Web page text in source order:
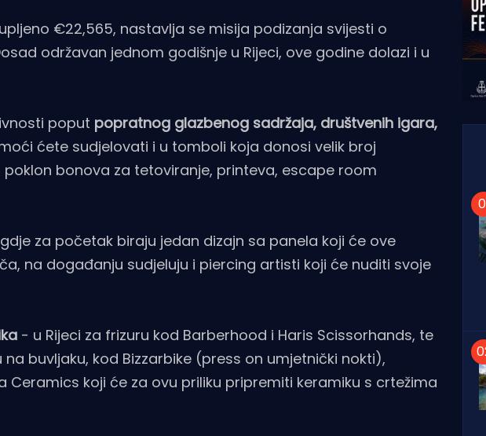
€22,565, nastavlja se misija podizanja svijesti o
održavan jednom godišnje u Rijeci, ove godine dolazi i u
poput popratnog glazbenog sadržaja, društvenih igara,
ćete sudjelovati i u tomboli koja donosi velik broj
bonova za tetoviranje, printeva, escape room
za početak biraju jedan dizajn sa panela koji će ove
na događanju sudjeluju i piercing artisti koji će nuditi svoje
- u Rijeci za frizuru kod Barberhood i Haris Scissorhands, te
buvljaku, kod Bizzarbike (press on umjetnički nokti),
Ceramics koji će za ovu priliku pripremiti keramiku s crtežima